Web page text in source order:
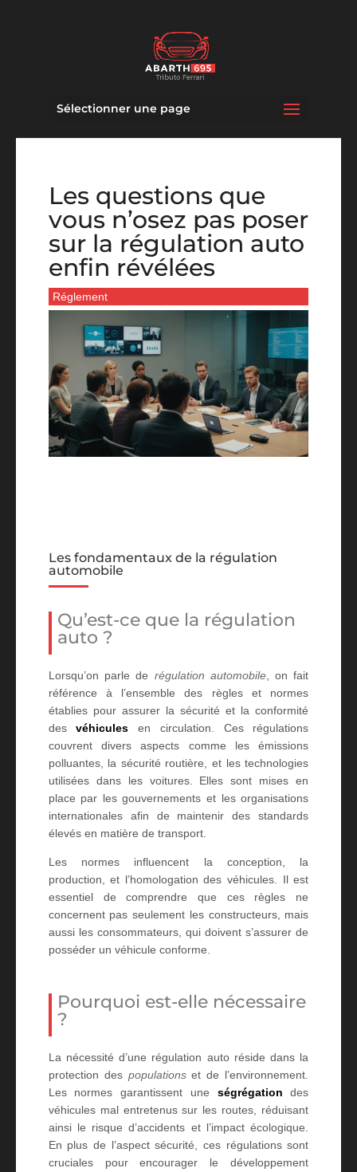
Sélectionner une page
Les questions que
vous n’osez pas poser
sur la régulation auto
enfin révélées
Réglement
Les fondamentaux de la régulation
automobile
Qu’est-ce que la régulation
auto ?
Lorsqu’on parle de régulation automobile, on fait
référence à l’ensemble des règles et normes
établies pour assurer la sécurité et la conformité
desvéhicules en circulation. Ces régulations
couvrent divers aspects comme les émissions
polluantes, la sécurité routière, et les technologies
utilisées dans les voitures. Elles sont mises en
place par les gouvernements et les organisations
internationales afin de maintenir des standards
élevés en matière de transport.
Les normes influencent la conception, la
production, et l’homologation des véhicules. Il est
essentiel de comprendre que ces règles ne
concernent pas seulement les constructeurs, mais
aussi les consommateurs, qui doivent s’assurer de
posséder un véhicule conforme.
Pourquoi est-elle nécessaire
?
La nécessité d’une régulation auto réside dans la
protection des populationset de l’environnement.
Les normes garantissent une ségrégation des
véhicules mal entretenus sur les routes, réduisant
ainsi le risque d’accidents et l’impact écologique.
En plus de l’aspect sécurité, ces régulations sont
cruciales pour encourager le développement